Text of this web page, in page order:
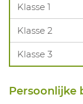
Klasse 1
Klasse 2
Klasse 3
Persoonlijke